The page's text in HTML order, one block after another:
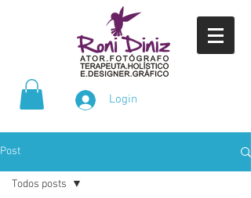
Login
Post
Todos posts